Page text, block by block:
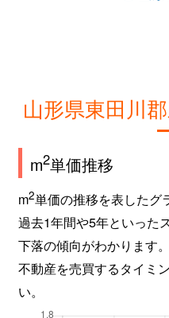
山形県東田川
m2単価推移
m2単価の推移を表したグ
過去1年間や5年といった
下落の傾向がわかります。
不動産を売買するタイミ
い。